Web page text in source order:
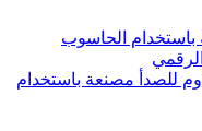
الحاسوب
للصدأ مصنعة باستخدام